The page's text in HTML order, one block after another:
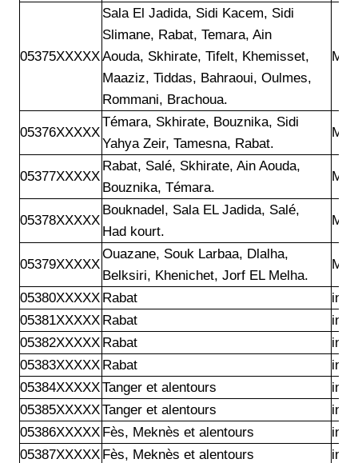
05375XXXXX
Sala El Jadida, Sidi Kacem, Sidi
Slimane, Rabat, Temara, Ain
Aouda, Skhirate, Tifelt, Khemisset,
Maaziz, Tiddas, Bahraoui, Oulmes,
Rommani, Brachoua.
05376XXXXX
Témara, Skhirate, Bouznika, Sidi
Yahya Zeir, Tamesna, Rabat.
05377XXXXX
Rabat, Salé, Skhirate, Ain Aouda,
Bouznika, Témara.
05378XXXXX
Bouknadel, Sala EL Jadida, Salé,
Had kourt.
05379XXXXX
Ouazane, Souk Larbaa, Dlalha,
Belksiri, Khenichet, Jorf EL Melha.
Rabat
inwi
Rabat
inwi
Rabat
inwi
Rabat
inwi
Tanger et alentours
inwi
Tanger et alentours
inwi
Fès, Meknès et alentours
inwi
Fès, Meknès et alentours
inwi